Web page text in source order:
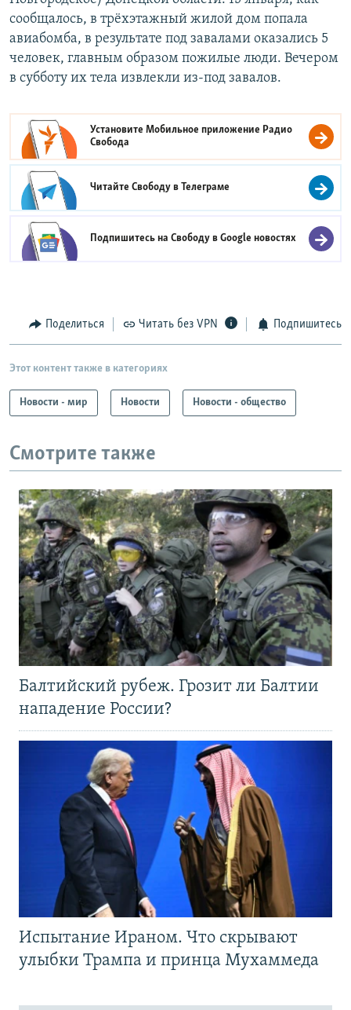
сообщалось, в трёхэтажный жилой дом попала
авиабомба, в результате под завалами оказались 5
человек, главным образом пожилые люди. Вечером
в субботу их тела извлекли из-под завалов.
Установите Мобильное приложение Радио
Свобода
Читайте Свободу вТелеграме
Подпишитесь на Свободу вGoogle новостях
Поделиться Читать без VPN Подпишитесь
Этот контент также в категориях
Новости - мир Новости Новости - общество
Смотрите также
Балтийский рубеж. Грозит ли Балтии
нападение России?
Испытание Ираном. Что скрывают
улыбки Трампа и принца Мухаммеда